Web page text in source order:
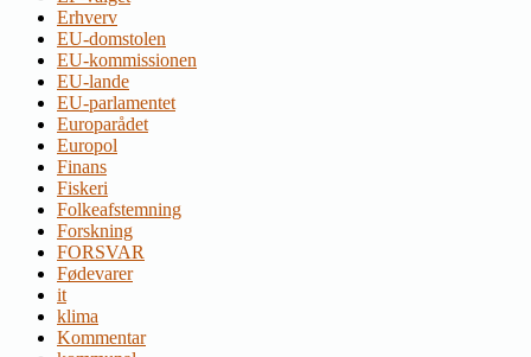
Erhverv
EU-domstolen
EU-kommissionen
EU-lande
EU-parlamentet
Europarådet
Europol
Finans
Fiskeri
Folkeafstemning
Forskning
FORSVAR
Fødevarer
it
klima
Kommentar